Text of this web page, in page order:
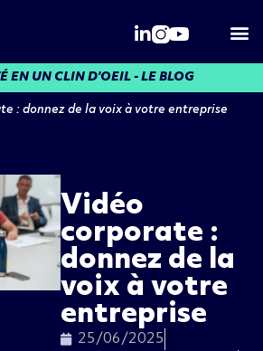
EN UN CLIN D'OEIL - LE BLOG
: donnez de la voix à votre entreprise
Vidéo
corporate :
donnez de la
voix à votre
entreprise
25/06/2025